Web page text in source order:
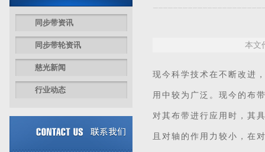
同步带资讯
同步带轮资讯
慈光新闻
行业动态
本文
现今科学技术在不断改进
用中较为广泛。现今的布
对其布带进行应用时，其
且对轴的作用力较小，在